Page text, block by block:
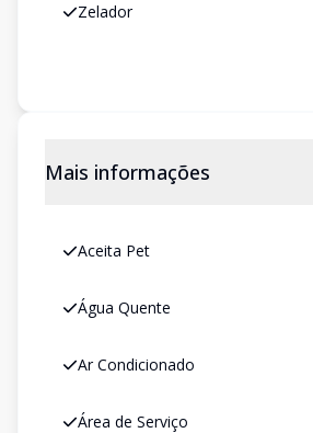
Zelador
Mais informações
Aceita Pet
Água Quente
Ar Condicionado
Área de Serviço